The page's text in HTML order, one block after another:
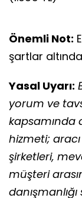
Önemli Not:
şartlar
Yasal Uyarı:
yorum ve
kapsamında
hizmeti;
şirketleri,
müşteri